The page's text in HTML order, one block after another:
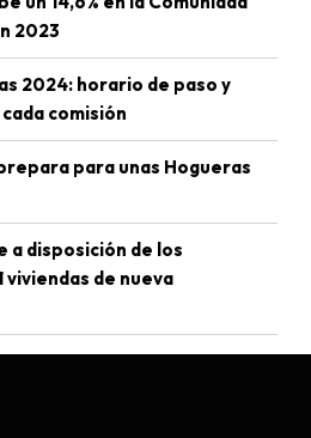
2023
2024: horario de paso y
comisión
para unas Hogueras
a disposición de los
viviendas de nueva